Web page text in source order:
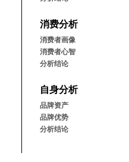
消费分析
消费者画像
消费者⼼智
分析结论
⾃⾝分析
品牌资产
品牌优势
分析结论